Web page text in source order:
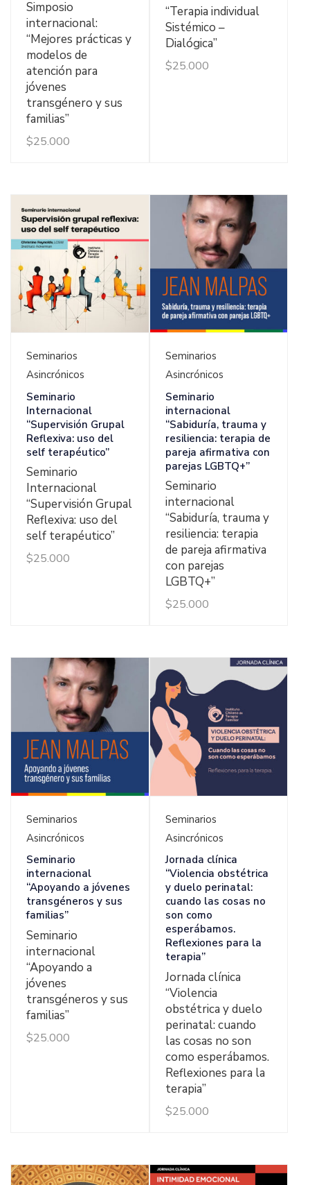
Simposio
internacional:
“Mejores prácticas y
modelos de
atención para
jóvenes
transgénero y sus
familias”
$25.000
“Terapia individual
Sistémico –
Dialógica”
$25.000
Ver Detalles
Seminarios
Asincrónicos
Seminario
Internacional
“Supervisión Grupal
Reflexiva: uso del
self terapéutico”
Seminario
Internacional
“Supervisión Grupal
Reflexiva: uso del
self terapéutico”
$25.000
Ver Detalles
Seminarios
Asincrónicos
Seminario
internacional
“Sabiduría, trauma y
resiliencia: terapia de
pareja afirmativa con
parejas LGBTQ+”
Seminario
internacional
“Sabiduría, trauma y
resiliencia: terapia
de pareja afirmativa
con parejas
LGBTQ+”
$25.000
Ver Detalles
Seminarios
Asincrónicos
Seminario
internacional
“Apoyando a jóvenes
transgéneros y sus
familias”
Seminario
internacional
“Apoyando a
jóvenes
transgéneros y sus
familias”
$25.000
Ver Detalles
Seminarios
Asincrónicos
Jornada clínica
“Violencia obstétrica
y duelo perinatal:
cuando las cosas no
son como
esperábamos.
Reflexiones para la
terapia”
Jornada clínica
“Violencia
obstétrica y duelo
perinatal: cuando
las cosas no son
como esperábamos.
Reflexiones para la
terapia”
$25.000